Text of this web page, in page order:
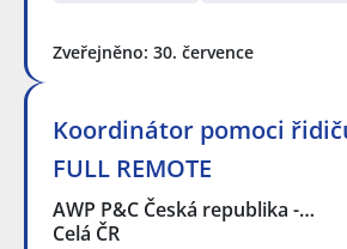
Zveřejněno: 30. července
Koordinátor pomoci
FULL REMOTE
AWP P&C Česká republika -…
Celá ČR